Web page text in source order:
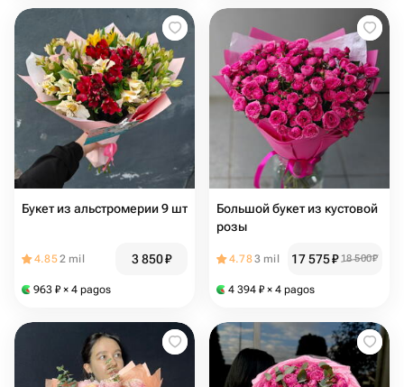
Букет из альстромерии 9 шт
4.852 mil 3 850₽
963 ₽ × 4 pagos
Большой букет из кустовой
розы
4.783 mil 17 575₽ 18 500₽
4 394 ₽ × 4 pagos